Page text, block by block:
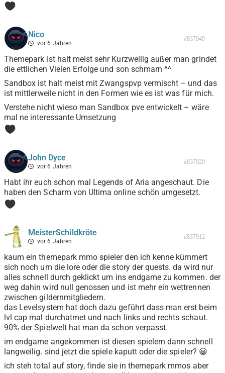
0
Nico
vor 6 Jahren
#837949
Themepark ist halt meist sehr Kurzweilig außer man grindet
die ettlichen Vielen Erfolge und son schmarn ^^
Sandbox ist halt meist mit Zwangspvp vermischt – und das
ist mittlerweile nicht in den Formen wie es ist was für mich.
Verstehe nicht wieso man Sandbox pve entwickelt – wäre
mal ne interessante Umsetzung
0
John Dyce
vor 6 Jahren
#837929
Habt ihr euch schon mal Legends of Aria angeschaut. Die
haben den Scharm von Ultima online schön umgesetzt.
0
MeisterSchildkröte
vor 6 Jahren
#837912
kaum ein themepark mmo spieler den ich kenne kümmert
sich noch um die lore oder die story der quests. da wird nur
alles schnell durch geklickt um ins endgame zu kommen. der
weg dahin wird null genossen und ist mehr ein wettrennen
zwischen gildernmitgliedern.
das Levelsystem hat doch dazu geführt dass man erst beim
lvl cap mal durchatmet und nach links und rechts schaut.
90% der Spielwelt hat man da schon verpasst.
im endgame angekommen ist diesen spielern dann schnell
langweilig. sind jetzt die spiele kaputt oder die spieler? 😀
ich steh total auf story, finde sie in themepark mmos aber